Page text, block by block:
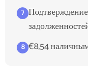
7
8 €8,54